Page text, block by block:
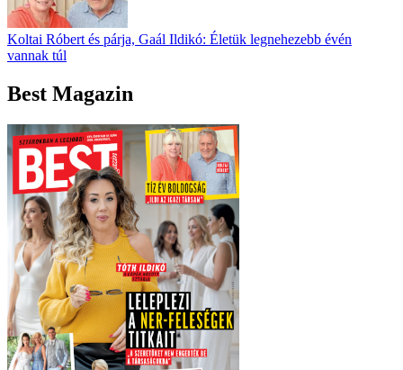
Koltai Róbert és párja, Gaál Ildikó: Életük legnehezebb évén
vannak túl
Best Magazin